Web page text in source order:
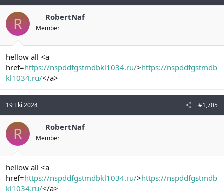
R RobertNaf
Member
hellow all <a
href=https://nspddfgstmdbkl1034.ru/>https://nspddfgstmdb
kl1034.ru/</a>
19 Eki 2024 #1,705
R RobertNaf
Member
hellow all <a
href=https://nspddfgstmdbkl1034.ru/>https://nspddfgstmdb
kl1034.ru/</a>